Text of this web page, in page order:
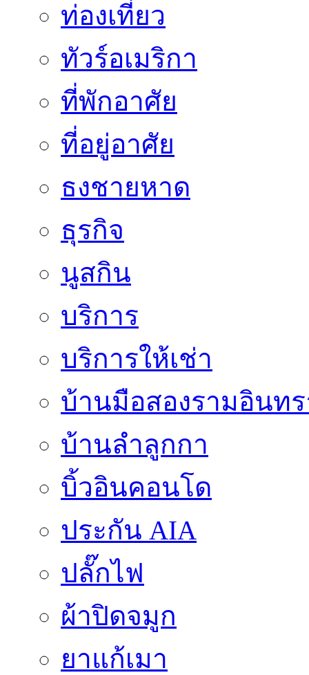
ท่องเที่ยว
ทัวร์อเมริกา
ที่พักอาศัย
ที่อยู่อาศัย
ธงชายหาด
ธุรกิจ
นูสกิน
บริการ
บริการให้เช่า
บ้านมือสองรามอินท
บ้านลำลูกกา
บิ้วอินคอนโด
ประกัน AIA
ปลั๊กไฟ
ผ้าปิดจมูก
ยาแก้เมา